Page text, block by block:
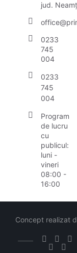
jud. Neamț
0233
745
004
0233
745
004
Program
de lucru
cu
publicul:
luni -
vineri
08:00 -
16:00
Concept realizat